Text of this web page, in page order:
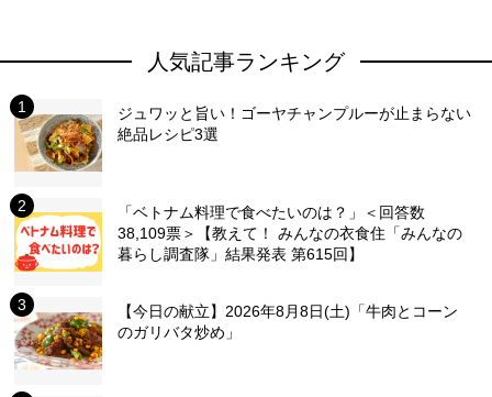
人気記事ランキング
ジュワッと旨い！ゴーヤチャンプルーが止まらない
絶品レシピ3選
「ベトナム料理で食べたいのは？」＜回答数
38,109票＞【教えて！ みんなの衣食住「みんなの
暮らし調査隊」結果発表 第615回】
【今日の献立】2026年8月8日(土)「牛肉とコーン
のガリバタ炒め」